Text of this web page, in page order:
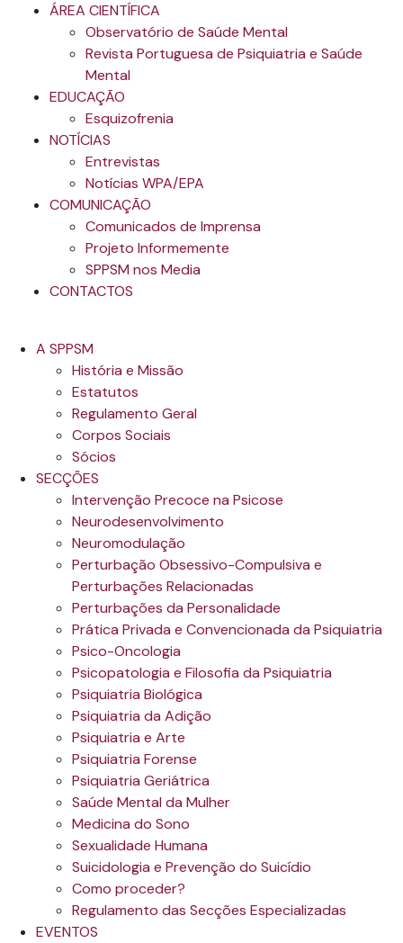
ÁREA CIENTÍFICA
Observatório de Saúde Mental
Revista Portuguesa de Psiquiatria e Saúde
Mental
EDUCAÇÃO
Esquizofrenia
NOTÍCIAS
Entrevistas
Notícias WPA/EPA
COMUNICAÇÃO
Comunicados de Imprensa
Projeto Informemente
SPPSM nos Media
CONTACTOS
A SPPSM
História e Missão
Estatutos
Regulamento Geral
Corpos Sociais
Sócios
SECÇÕES
Intervenção Precoce na Psicose
Neurodesenvolvimento
Neuromodulação
Perturbação Obsessivo-Compulsiva e
Perturbações Relacionadas
Perturbações da Personalidade
Prática Privada e Convencionada da Psiquiatria
Psico-Oncologia
Psicopatologia e Filosofia da Psiquiatria
Psiquiatria Biológica
Psiquiatria da Adição
Psiquiatria e Arte
Psiquiatria Forense
Psiquiatria Geriátrica
Saúde Mental da Mulher
Medicina do Sono
Sexualidade Humana
Suicidologia e Prevenção do Suicídio
Como proceder?
Regulamento das Secções Especializadas
EVENTOS